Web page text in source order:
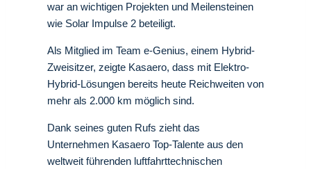
war an wichtigen Projekten und Meilensteinen
wie Solar Impulse 2 beteiligt.
Als Mitglied im Team e-Genius, einem Hybrid-
Zweisitzer, zeigte Kasaero, dass mit Elektro-
Hybrid-Lösungen bereits heute Reichweiten von
mehr als 2.000 km möglich sind.
Dank seines guten Rufs zieht das
Unternehmen Kasaero Top-Talente aus den
weltweit führenden luftfahrttechnischen